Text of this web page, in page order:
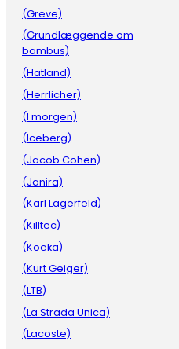
(Greve)
(Grundlæggende om
bambus)
(Hatland)
(Herrlicher)
(I morgen)
(Iceberg)
(Jacob Cohen)
(Janira)
(Karl Lagerfeld)
(Killtec)
(Koeka)
(Kurt Geiger)
(LTB)
(La Strada Unica)
(Lacoste)